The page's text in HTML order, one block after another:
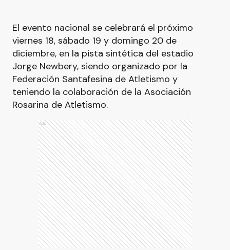
El evento nacional se celebrará el próximo
viernes 18, sábado 19 y domingo 20 de
diciembre, en la pista sintética del estadio
Jorge Newbery, siendo organizado por la
Federación Santafesina de Atletismo y
teniendo la colaboración de la Asociación
Rosarina de Atletismo.
Ads